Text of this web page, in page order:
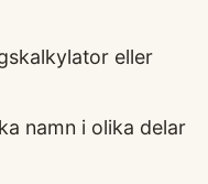
eller
namn i olika delar